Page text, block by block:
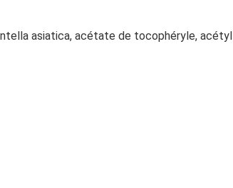
asiatica, acétate de tocophéryle, acétyl